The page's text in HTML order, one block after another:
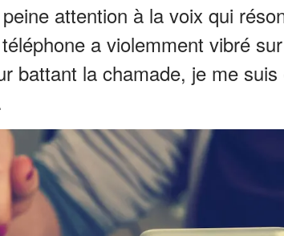
attention à la voix qui
a violemment vibré
battant la chamade, je me suis